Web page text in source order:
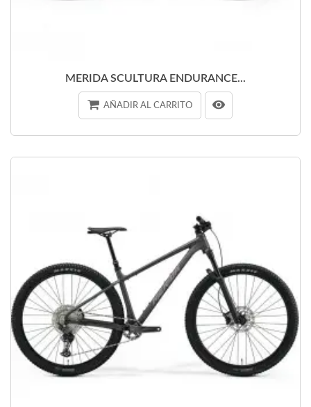
MERIDA SCULTURA ENDURANCE...
AÑADIR AL CARRITO